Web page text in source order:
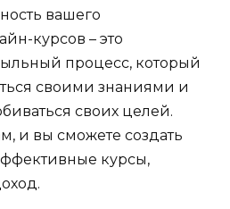
вашего
курсов – это
процесс, который
своими знаниями и
своих целей.
и вы сможете создать
курсы,